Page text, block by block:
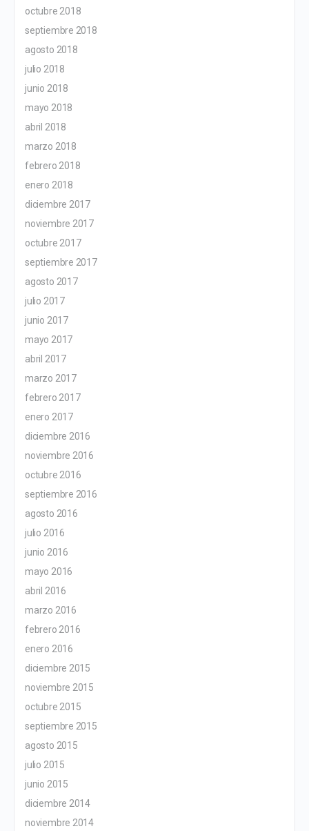
octubre 2018
septiembre 2018
agosto 2018
julio 2018
junio 2018
mayo 2018
abril 2018
marzo 2018
febrero 2018
enero 2018
diciembre 2017
noviembre 2017
octubre 2017
septiembre 2017
agosto 2017
julio 2017
junio 2017
mayo 2017
abril 2017
marzo 2017
febrero 2017
enero 2017
diciembre 2016
noviembre 2016
octubre 2016
septiembre 2016
agosto 2016
julio 2016
junio 2016
mayo 2016
abril 2016
marzo 2016
febrero 2016
enero 2016
diciembre 2015
noviembre 2015
octubre 2015
septiembre 2015
agosto 2015
julio 2015
junio 2015
diciembre 2014
noviembre 2014